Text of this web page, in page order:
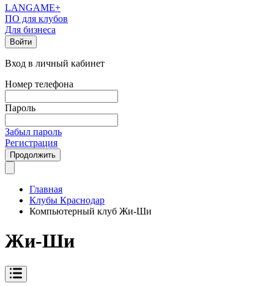
LANGAME+
ПО для клубов
Для бизнеса
Войти
Вход в личный кабинет
Номер телефона
Пароль
Забыл пароль
Регистрация
Продолжить
Главная
Клубы Краснодар
Компьютерный клуб Жи-Ши
Жи-Ши